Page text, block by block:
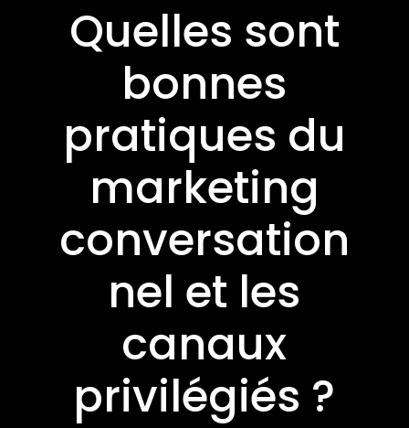
Quelles sont
bonnes
pratiques du
marketing
conversation
nel et les
canaux
privilégiés ?